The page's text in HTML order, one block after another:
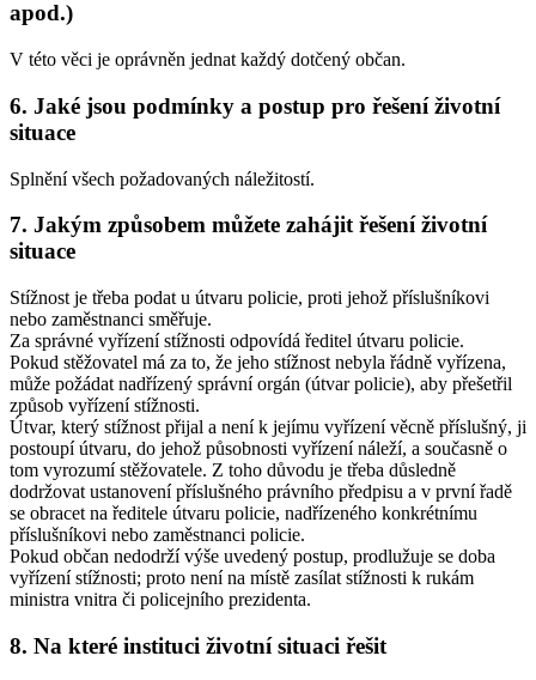
apod.)
V této věci je oprávněn jednat každý dotčený občan.
6. Jaké jsou podmínky a postup pro řešení životní
situace
Splnění všech požadovaných náležitostí.
7. Jakým způsobem můžete zahájit řešení životní
situace
Stížnost je třeba podat u útvaru policie, proti jehož příslušníkovi
nebo zaměstnanci směřuje.
Za správné vyřízení stížnosti odpovídá ředitel útvaru policie.
Pokud stěžovatel má za to, že jeho stížnost nebyla řádně vyřízena,
může požádat nadřízený správní orgán (útvar policie), aby přešetřil
způsob vyřízení stížnosti.
Útvar, který stížnost přijal a není k jejímu vyřízení věcně příslušný, ji
postoupí útvaru, do jehož působnosti vyřízení náleží, a současně o
tom vyrozumí stěžovatele. Z toho důvodu je třeba důsledně
dodržovat ustanovení příslušného právního předpisu a v první řadě
se obracet na ředitele útvaru policie, nadřízeného konkrétnímu
příslušníkovi nebo zaměstnanci policie.
Pokud občan nedodrží výše uvedený postup, prodlužuje se doba
vyřízení stížnosti; proto není na místě zasílat stížnosti k rukám
ministra vnitra či policejního prezidenta.
8. Na které instituci životní situaci řešit